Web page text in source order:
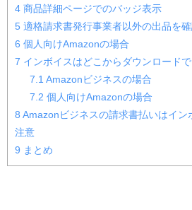
4 商品詳細ページでのバッジ表示
5 適格請求書発行事業者以外の出品を
6 個人向けAmazonの場合
7 インボイスはどこからダウンロードで
7.1 Amazonビジネスの場合
7.2 個人向けAmazonの場合
8 Amazonビジネスの請求書払いはイン
注意
9 まとめ